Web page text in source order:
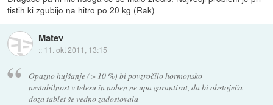
tistih ki zgubijo na hitro po 20 kg (Rak)
Matev
:: 11. okt 2011, 13:15
Opazno hujšanje (> 10 %) bi povzročilo hormonsko
nestabilnost v telesu in noben ne upa garantirat, da bi obstoječa
doza tablet še vedno zadostovala